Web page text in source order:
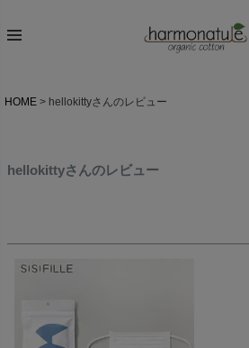
HOME hellokittyさんのレビュー
hellokittyさんのレビュー